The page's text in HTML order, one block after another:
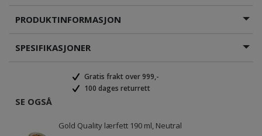
PRODUKTINFORMASJON
SPESIFIKASJONER
Gratis frakt over 999,-
100 dages returrett
SE OGSÅ
Gold Quality lærfett 190 ml, Neutral